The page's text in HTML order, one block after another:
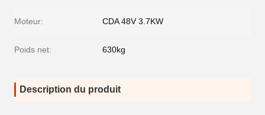
Moteur: CDA 48V 3.7KW
Poids net: 630kg
Description du produit